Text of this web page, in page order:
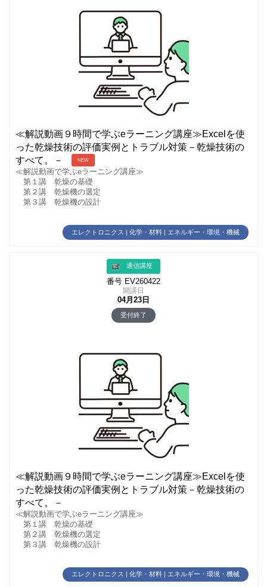
≪解説動画９時間で学ぶeラーニング講座≫Excelを使
った乾燥技術の評価実例とトラブル対策－乾燥技術の
すべて。－
NEW
≪解説動画で学ぶeラーニング講座≫
第１講 乾燥の基礎
第２講 乾燥機の選定
第３講 乾燥機の設計
エレクトロニクス | 化学・材料 | エネルギー・環境・機械
通信講座
番号 EV260422
開講日
04月23日
受付終了
≪解説動画９時間で学ぶeラーニング講座≫Excelを使
った乾燥技術の評価実例とトラブル対策－乾燥技術の
すべて。－
≪解説動画で学ぶeラーニング講座≫
第１講 乾燥の基礎
第２講 乾燥機の選定
第３講 乾燥機の設計
エレクトロニクス | 化学・材料 | エネルギー・環境・機械